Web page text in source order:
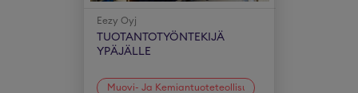
Eezy Oyj
TUOTANTOTYÖNTEKIJÄ
YPÄJÄLLE
Muovi- Ja Kemiantuoteteollisuus